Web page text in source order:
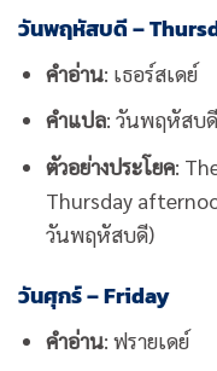
วันพฤหัสบดี –
คำอ่าน: เธอร์สเดย์
คำแปล: วันพฤหัสบ
ตัวอย่างประโยค:
Thursday
วันพฤหัสบดี)
วันศุกร์ – Friday
คำอ่าน: ฟรายเดย์